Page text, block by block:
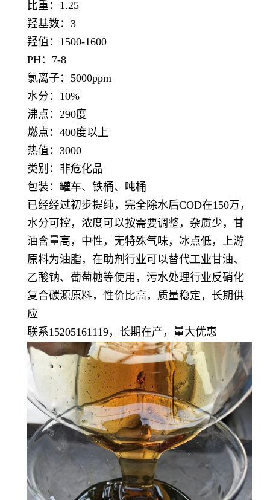
比重：1.25
羟基数：3
羟值：1500-1600
PH：7-8
氯离子：5000ppm
水分：10%
沸点：290度
燃点：400度以上
热值：3000
类别：非危化品
包装：罐车、铁桶、吨桶
已经经过初步提纯，完全除水后COD在150万，
水分可控，浓度可以按需要调整，杂质少，甘
油含量高，中性，无特殊气味，冰点低，上游
原料为油脂，在助剂行业可以替代工业甘油、
乙酸钠、葡萄糖等使用，污水处理行业反硝化
复合碳源原料，性价比高，质量稳定，长期供
应
联系15205161119，长期在产，量大优惠